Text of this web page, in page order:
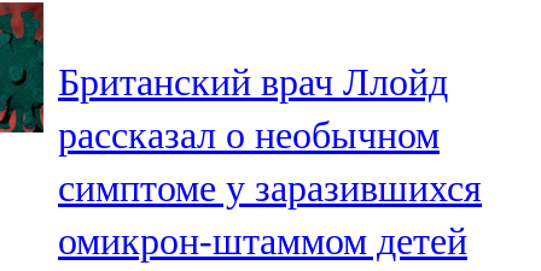
Британский врач Ллойд
рассказал о необычном
симптоме у заразившихся
омикрон-штаммом детей